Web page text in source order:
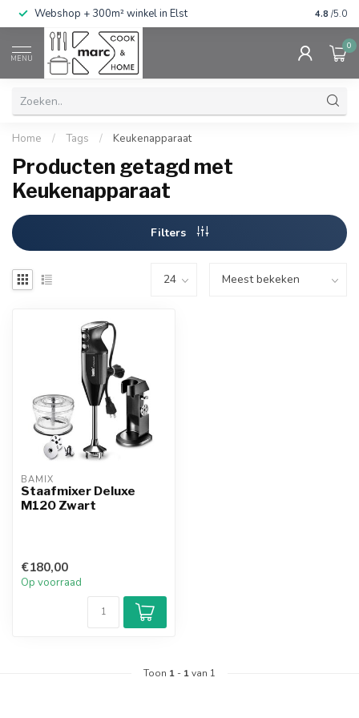
Webshop + 300m² winkel in Elst Gratis
4.8 /5.0
MENU
0
Home / Tags / Keukenapparaat
Producten getagd met
Keukenapparaat
Filters
BAMIX
Staafmixer Deluxe
M120 Zwart
€180,00
Op voorraad
Toon 1 - 1van 1